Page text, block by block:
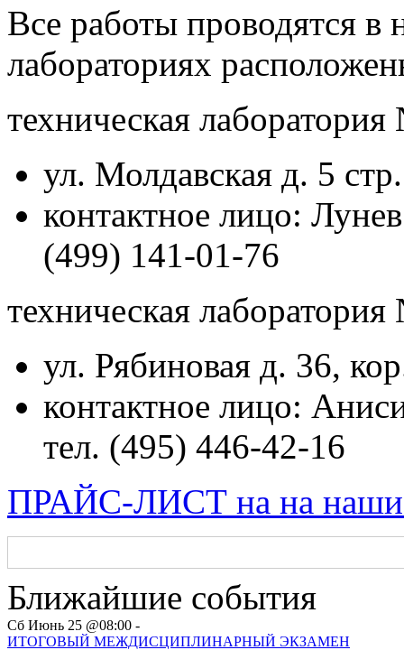
Все работы проводятся в
лабораториях
техническая
ул. Молдавская д. 5
контактное лицо:
(499) 141-01-76
техническая
ул. Рябиновая д. 36,
контактное лицо:
тел. (495) 446-42-16
ПРАЙС-ЛИСТ на на наши
Ближайшие события
Сб Июнь 25 @08:00 -
ИТОГОВЫЙ МЕЖДИСЦИПЛИНАРНЫЙ ЭКЗАМЕН